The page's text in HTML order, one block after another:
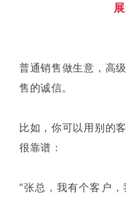
普通销售做生意，高
售的诚信。
比如，你可以用别的
很靠谱：
“张总，我有个客户